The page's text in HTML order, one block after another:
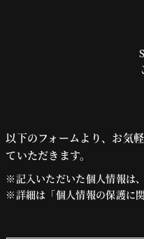
以下のフォームより、お気
ていただきます。
※記入いただいた個人情報は
※詳細は「個人情報の保護に